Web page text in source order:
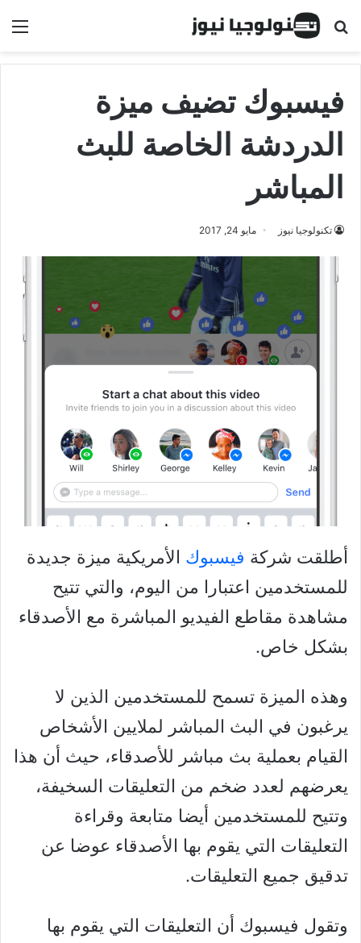
البحث عن
فيسبوك تضيف ميزة
الدردشة الخاصة للبث
المباشر
تكنولوجيا نيوز مايو 24, 2017
أطلقت شركة فيسبوك الأمريكية ميزة جديدة
للمستخدمين اعتبارا من اليوم، والتي تتيح
مشاهدة مقاطع الفيديو المباشرة مع الأصدقاء
بشكل خاص.
وهذه الميزة تسمح للمستخدمين الذين لا
يرغبون في البث المباشر لملايين الأشخاص
القيام بعملية بث مباشر للأصدقاء، حيث أن هذا
يعرضهم لعدد ضخم من التعليقات السخيفة،
وتتيح للمستخدمين أيضا متابعة وقراءة
التعليقات التي يقوم بها الأصدقاء عوضا عن
تدقيق جميع التعليقات.
وتقول فيسبوك أن التعليقات التي يقوم بها